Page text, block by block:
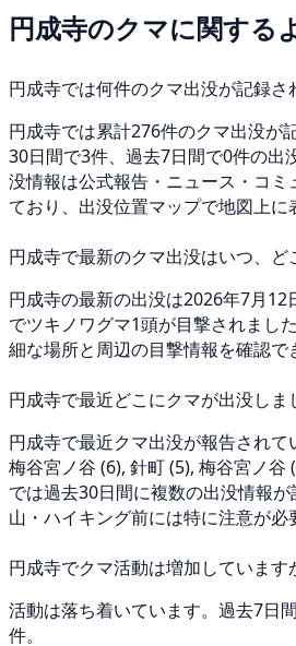
円成寺のクマに関する
円成寺では何件のクマ出没が記録さ
円成寺では累計276件のクマ出没が
30日間で3件、過去7日間で0件の出
没情報は公式報告・ニュース・コミ
ており、出没位置マップで地図上に
円成寺で最新のクマ出没はいつ、ど
円成寺の最新の出没は2026年7月12
でツキノワグマ1頭が目撃されまし
細な場所と周辺の目撃情報を確認で
円成寺で最近どこにクマが出没しま
円成寺で最近クマ出没が報告され
梅谷宮ノ谷 (6), 針町 (5), 梅谷宮ノ谷
では過去30日間に複数の出没情報
山・ハイキング前には特に注意が必
円成寺でクマ活動は増加しています
活動は落ち着いています。過去7日
件。